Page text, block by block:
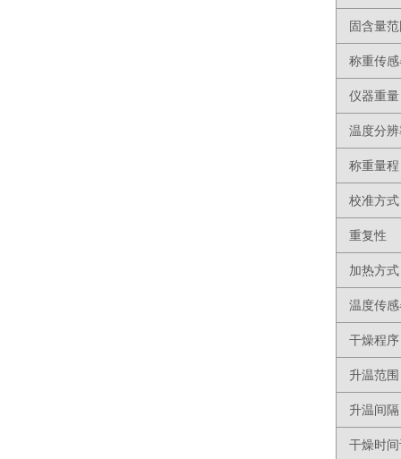
固含量
称重传
仪器重量
温度分
称重量程
校准方式
重复性
加热方式
温度传
干燥程序
升温范围
升温间隔
干燥时